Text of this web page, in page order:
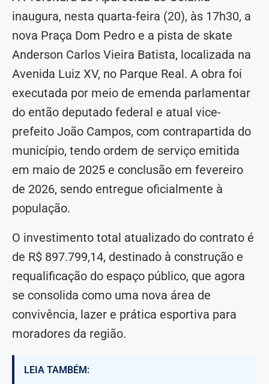
inaugura, nesta quarta-feira (20), às 17h30, a
nova Praça Dom Pedro e a pista de skate
Anderson Carlos Vieira Batista, localizada na
Avenida Luiz XV, no Parque Real. A obra foi
executada por meio de emenda parlamentar
do então deputado federal e atual vice-
prefeito João Campos, com contrapartida do
município, tendo ordem de serviço emitida
em maio de 2025 e conclusão em fevereiro
de 2026, sendo entregue oficialmente à
população.
O investimento total atualizado do contrato é
de R$ 897.799,14, destinado à construção e
requalificação do espaço público, que agora
se consolida como uma nova área de
convivência, lazer e prática esportiva para
moradores da região.
LEIA TAMBÉM: